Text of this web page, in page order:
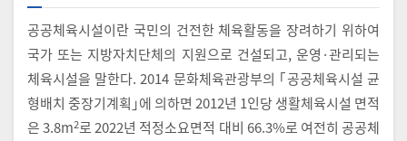
공공체육시설이란 국민의 건전한 체육활동을 장려하기 위하여
국가 또는 지방자치단체의 지원으로 건설되고, 운영·관리되는
체육시설을 말한다. 2014 문화체육관광부의 ｢공공체육시설 균
형배치 중장기계획｣에 의하면 2012년 1인당 생활체육시설 면적
은 3.8m2로 2022년 적정소요면적 대비 66.3%로 여전히 공공체